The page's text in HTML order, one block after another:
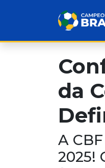
da
A
2025!